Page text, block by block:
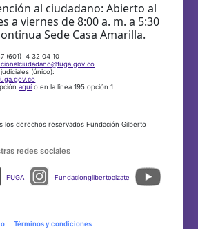
al ciudadano: Abierto al
a viernes de 8:00 a. m. a 5:30
Sede Casa Amarilla.
(601) 4 32 04 10
(único):
aquío en la línea 195 opción 1
los derechos reservados Fundación Gilberto
redes sociales
FUGA Fundaciongilbertoalzate
Términos y condiciones